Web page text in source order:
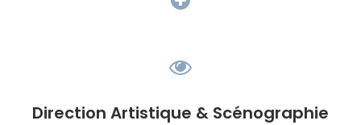
Direction Artistique & Scénographie